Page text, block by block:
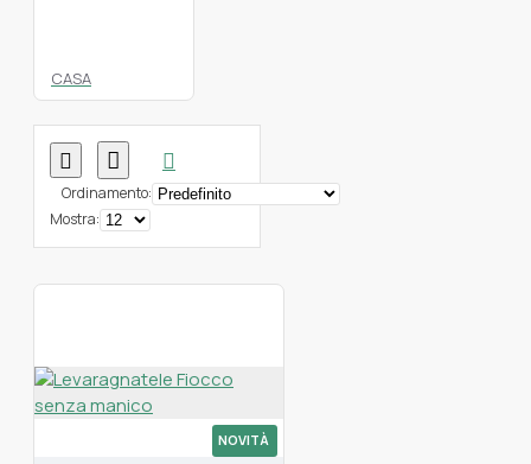
CASA
Ordinamento:
Mostra:
NOVITÀ